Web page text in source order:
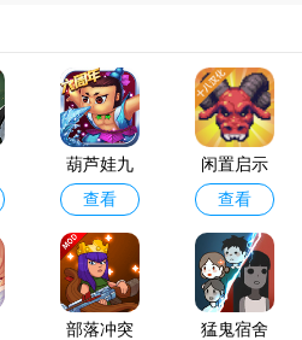
葫芦娃九
游版
查看
闲置启示
录手游
查看
部落冲突
猛鬼宿舍